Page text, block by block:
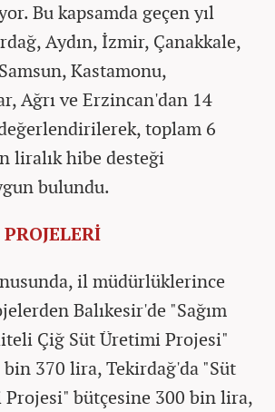
Bu kapsamda geçen yıl
Aydın, İzmir, Çanakkale,
Kastamonu,
Ağrı ve Erzincan'dan 14
toplam 6
liralık hibe desteği
bulundu.
il müdürlüklerince
Balıkesir'de "Sağım
Çiğ Süt Üretimi Projesi"
370 lira, Tekirdağ'da "Süt
Projesi" bütçesine 300 bin lira,